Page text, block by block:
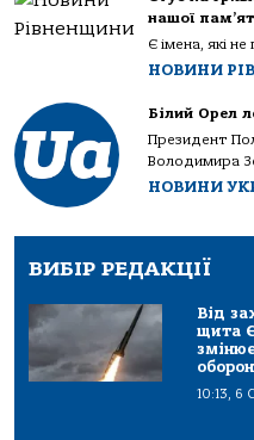
нашої
Є імена, які
НОВИНИ
Білий Орел
Президент
Володимира
НОВИНИ
ВИБІР РЕДАКЦІЇ
Від
щита
10:13, 6